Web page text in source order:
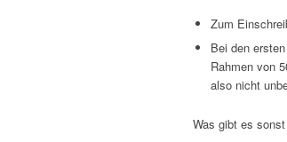
Zum
Bei den
Rahmen von
also nicht
Was gibt es